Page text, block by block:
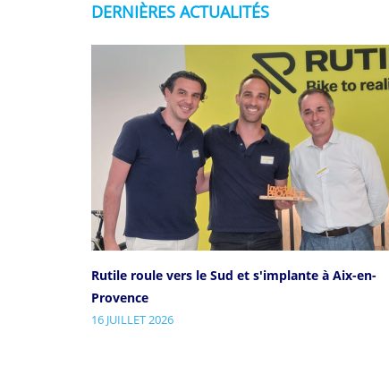
DERNIÈRES ACTUALITÉS
Rutile roule vers le Sud et s'implante à Aix-en-
Provence
16 JUILLET 2026